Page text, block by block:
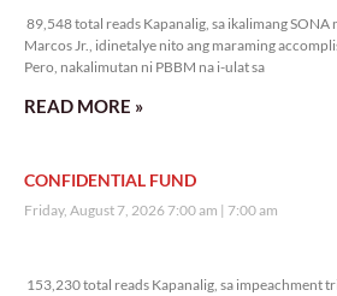
89,548 total reads Kapanalig, sa ikalimang SONA
Marcos Jr., idinetalye nito ang maraming
Pero, nakalimutan ni PBBM na i-ulat sa
READ MORE »
CONFIDENTIAL FUND
Friday, August 7, 2026 7:00 am 7:00 am
153,230 total reads Kapanalig, sa impeachment